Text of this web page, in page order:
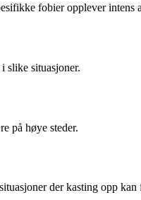
fobier opplever intens
slike situasjoner.
på høye steder.
der kasting opp kan